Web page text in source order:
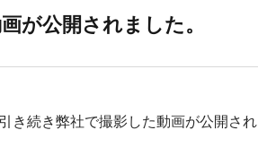
が公開されました。
続き弊社で撮影した動画が公開され